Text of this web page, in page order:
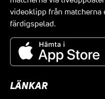
videoklipp från matcherna
färdigspelad.
LÄNKAR